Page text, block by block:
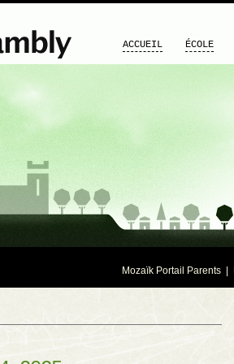
ACCUEIL ÉCOLE
Mozaïk Portail Parents